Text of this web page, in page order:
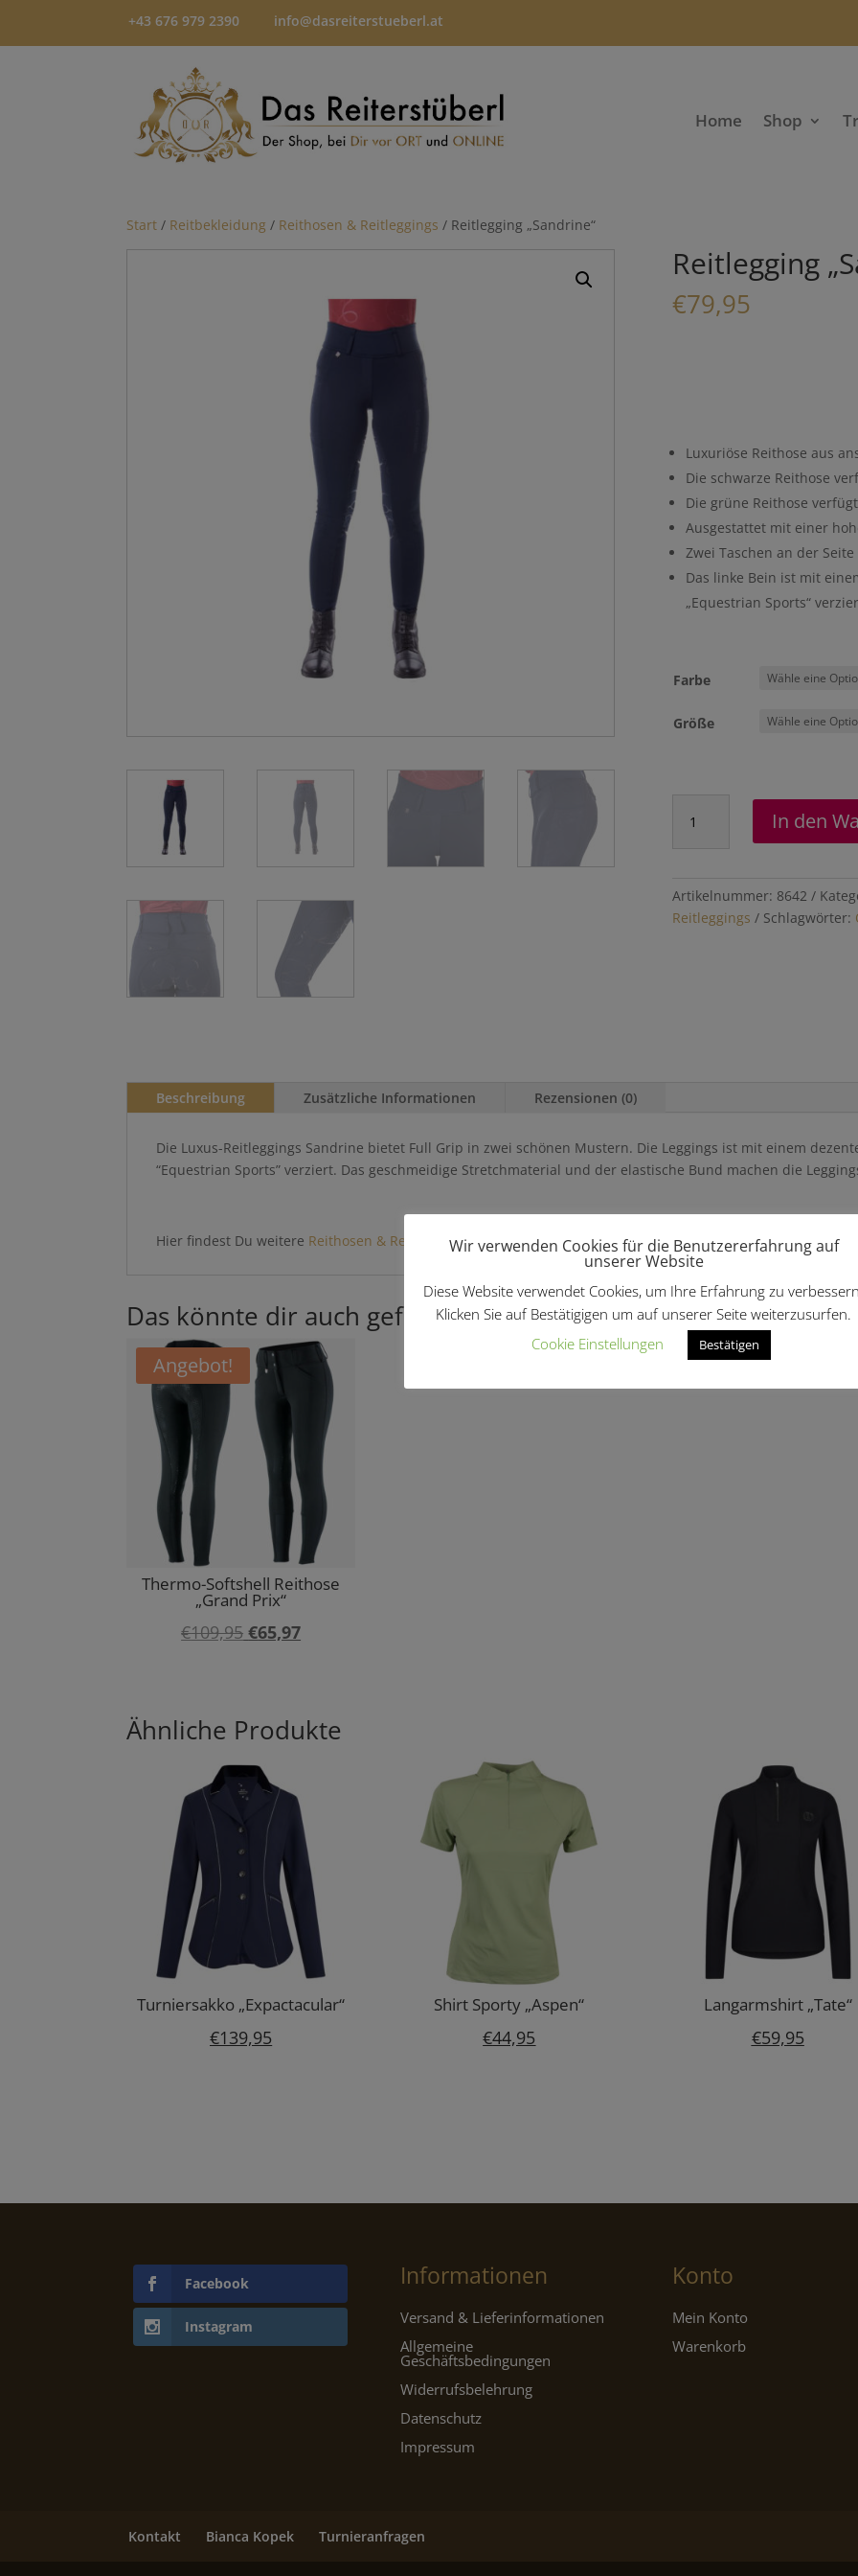
+43 676 979 2390 info@dasreiterstueberl.at
Home Shop
Start / Reitbekleidung / Reithosen & Reitleggings / Reitlegging „Sandrine“
Reitlegging
€79,95
Luxuriöse Reithose aus
Die schwarze Reithose
Die grüne Reithose
Ausgestattet mit einer
Zwei Taschen an der
Das linke Bein ist mit
„Equestrian Sports“
Farbe
Größe
"Sandrine"
In den
Artikelnummer: 8642
Reitleggings
Schlagwörter:
Beschreibung Zusätzliche Informationen Rezensionen (0)
Die Luxus-Reitleggings Sandrine bietet Full Grip in zwei schönen Mustern. Die Leggings ist mit einem
“Equestrian Sports” verziert. Das geschmeidige Stretchmaterial und der elastische Bund machen die
Hier findest Du weitere Reithosen & Reitleggings
Das könnte dir auch gefallen …
Angebot!
Thermo-Softshell Reithose
„Grand Prix“
€109,95 Ursprünglicher
€109,95
€65,97Aktueller
€65,97.
Ähnliche Produkte
Turniersakko „Expactacular“
€139,95
Shirt Sporty „Aspen“
€44,95
Langarmshirt „Tate“
€59,95
Facebook
Instagram
Informationen
Versand & Lieferinformationen
Allgemeine
Geschäftsbedingungen
Widerrufsbelehrung
Datenschutz
Impressum
Konto
Mein Konto
Warenkorb
Kontakt Bianca Kopek Turnieranfragen
Wir verwenden Cookies für die Benutzererfahrung auf
unserer Website
Diese Website verwendet Cookies, um Ihre Erfahrung zu
Klicken Sie auf Bestätigigen um auf unserer Seite weiterzusurfen.
Cookie Einstellungen
Bestätigen